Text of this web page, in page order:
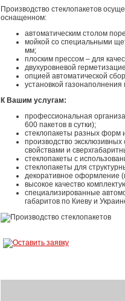
Производство стеклопакетов
оснащенном:
автоматическим столом
мойкой со специальными
мм;
плоским прессом – для
двухуровневой
опцией автоматической
установкой газонаполнения
К Вашим услугам:
профессиональная
600 пакетов в сутки);
стеклопакеты разных форм
производство
свойствами и
стеклопакеты с
стеклопакеты для
декоративное оформление
высокое качество
специализированные
габаритов по Киеву и